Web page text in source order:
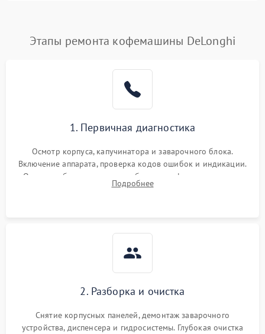
Постоянные сбои в работе Подробнее →
Этапы ремонта кофемашины DeLonghi
1. Первичная диагностика
Осмотр корпуса, капучинатора и заварочного блока.
Включение аппарата, проверка кодов ошибок и индикации.
Оценка работы помпы, термоблока и кофемолки на слух.
Измерение температуры и давления воды для выявления
Подробнее
2. Разборка и очистка
Снятие корпусных панелей, демонтаж заварочного
устройства, диспенсера и гидросистемы. Глубокая очистка